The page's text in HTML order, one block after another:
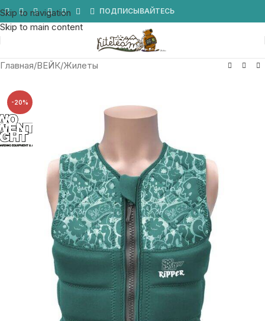
Skip to navigation
Skip to main content
ПОДПИСЫВАЙТЕСЬ
Главная/ВЕЙК/Жилеты
-20%